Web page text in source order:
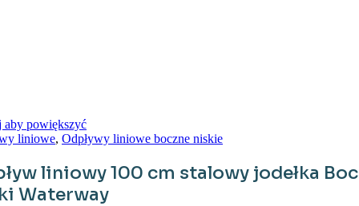
powiększyć
liniowe, Odpływy liniowe boczne niskie
liniowy 100 cm stalowy jodełka
Waterway